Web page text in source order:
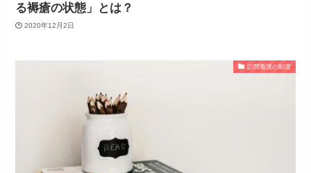
る褥瘡の状態」とは？
2020年12月2日
訪問看護の制度